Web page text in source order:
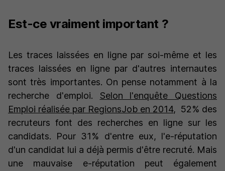
Est-ce vraiment important ?
Les traces laissées en ligne par soi-même et les
traces laissées en ligne par d'autres internautes
sont très importantes. On pense notamment à la
recherche d'emploi. Selon l'enquête Questions
Emploi réalisée par RegionsJob en 2014, 52% des
recruteurs font des recherches en ligne sur les
candidats. Pour 31% d'entre eux, l'e-réputation
d'un candidat lui a déjà permis d'être recruté. Mais
une mauvaise e-réputation peut également